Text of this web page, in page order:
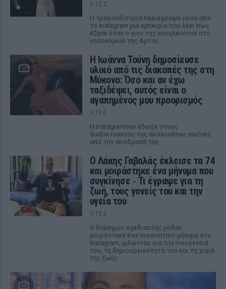
ΧΤΕΣ
Η τραγουδίστρια περιέγραψε μέσα από
το Instagram μια εμπειρία που λέει πως
έζησε όταν ο γιος της νοσηλευόταν στο
νοσοκομείο της Αρτας.
Η Ιωάννα Τούνη δημοσίευσε
υλικό από τις διακοπές της στη
Μύκονο: Όσο και αν έχω
ταξιδέψει, αυτός είναι ο
αγαπημένος μου προορισμός
ΧΤΕΣ
Η Instagrammer έδειξε στους
διαδικτυακούς της ακόλουθους εικόνες
από την απόδρασή της
Ο Λάκης Γαβαλάς έκλεισε τα 74
και μοιράστηκε ένα μήνυμα που
συγκίνησε ‑ Τι έγραψε για τη
ζωή, τους γονείς του και την
υγεία του
ΧΤΕΣ
Ο διάσημος σχεδιαστής μόδας
μοιράστηκε ένα συγκινητικό μήνυμα στο
Instagram, μιλώντας για την οικογένειά
του, τη δημιουργικότητά του και τη χαρά
της ζωής.